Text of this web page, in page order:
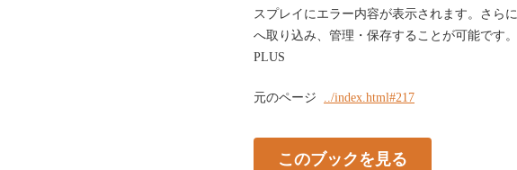
スプレイにエラー内容が表示されます。さら
へ取り込み、管理・保存することが可能です
PLUS
元のページ ../index.html#217
このブックを見る